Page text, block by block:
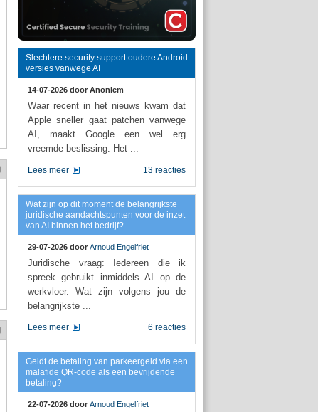
Slechtere security support oudere Android
versies vanwege AI
14-07-2026 door Anoniem
Waar recent in het nieuws kwam dat
Apple sneller gaat patchen vanwege
AI, maakt Google een wel erg
vreemde beslissing: Het ...
13 reacties
Lees meer
Wat zijn op dit moment de belangrijkste
juridische aandachtspunten voor de inzet
van AI binnen het bedrijf?
29-07-2026 door Arnoud Engelfriet
Juridische vraag: Iedereen die ik
spreek gebruikt inmiddels AI op de
werkvloer. Wat zijn volgens jou de
belangrijkste ...
6 reacties
Lees meer
Geldt de betaling van parkeergeld via een
malafide QR-code als een bevrijdende
betaling?
22-07-2026 door Arnoud Engelfriet